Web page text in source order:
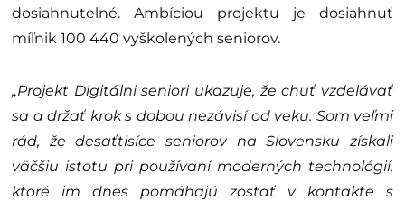
dosiahnuteľné. Ambíciou projektu je dosiahnuť
míľnik 100 440 vyškolených seniorov.
„Projekt Digitálni seniori ukazuje, že chuť vzdelávať
sa a držať krok s dobou nezávisí od veku. Som veľmi
rád, že desaťtisíce seniorov na Slovensku získali
väčšiu istotu pri používaní moderných technológií,
ktoré im dnes pomáhajú zostať v kontakte s